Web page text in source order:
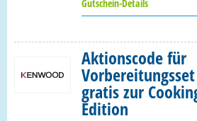
Gutschein-Details
Aktionscode für
gratis zur
Edition